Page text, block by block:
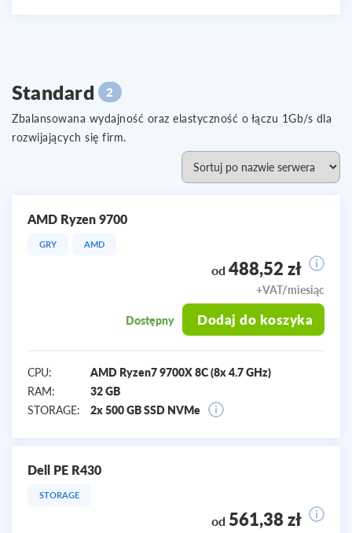
Standard 2
Zbalansowana wydajność oraz elastyczność o łączu 1Gb/s dla
rozwijających się firm.
AMD Ryzen 9700
GRY AMD
CPU:
AMD Ryzen7 9700X 8C (8x 4.7 GHz)
RAM:
32 GB
STORAGE:
2x 500 GB SSD NVMe
od 488,52 zł
+VAT/miesiąc
Dostępny Dodaj do koszyka
Dell PE R430
STORAGE
od 561,38 zł